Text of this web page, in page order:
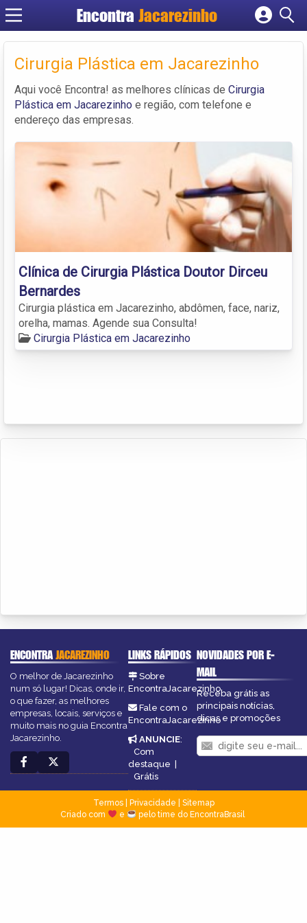
Encontra Jacarezinho
Cadastrar empresa
Criar conta
Cirurgia Plástica em Jacarezinho
Aqui você Encontra! as melhores clínicas de Cirurgia
Plástica em Jacarezinho e região, com telefone e
endereço das empresas.
Clínica de Cirurgia Plástica Doutor Dirceu
Bernardes
Cirurgia plástica em Jacarezinho, abdômen, face, nariz,
orelha, mamas. Agende sua Consulta!
Cirurgia Plástica em Jacarezinho
ENCONTRAJACAREZINHO
O melhor de Jacarezinho
num só lugar! Dicas, onde ir,
o que fazer, as melhores
empresas, locais, serviços e
muito mais no guia Encontra
Jacarezinho.
LINKS RÁPIDOS
Sobre
EncontraJacarezinho
Fale com o
EncontraJacarezinho
ANUNCIE:
Com
destaque |
Grátis
NOVIDADES POR E-
MAIL
Receba grátis as
principais notícias,
dicas e promoções
Termos| Privacidade
Sitemap
Criado com
e pelo time do EncontraBrasil